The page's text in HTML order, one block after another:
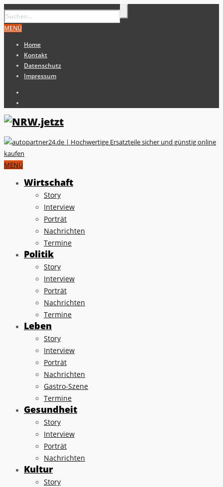
MENÜ
Home
Kontakt
Datenschutz
Impressum
MENÜ
Wirtschaft
Story
Interview
Porträt
Nachrichten
Termine
Politik
Story
Interview
Porträt
Nachrichten
Termine
Leben
Story
Interview
Porträt
Nachrichten
Gastro-Szene
Termine
Gesundheit
Story
Interview
Porträt
Nachrichten
Kultur
Story